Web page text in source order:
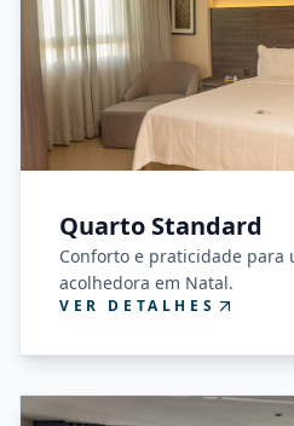
Quarto Standard
Conforto e praticidade para
acolhedora em Natal.
VER DETALHES